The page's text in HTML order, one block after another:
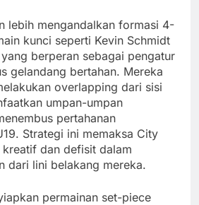
lebih mengandalkan formasi 4-
kunci seperti Kevin Schmidt
berperan sebagai pengatur
gelandang bertahan. Mereka
overlapping dari sisi
umpan-umpan
pertahanan
Strategi ini memaksa City
dan defisit dalam
dari lini belakang mereka.
permainan set-piece